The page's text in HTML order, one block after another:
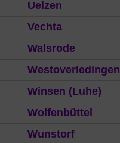
Uelzen
Vechta
Walsrode
Westoverledingen
Winsen (Luhe)
Wolfenbüttel
Wunstorf